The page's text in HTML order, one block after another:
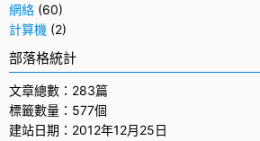
網絡 (60)
計算機 (2)
部落格統計
文章總數：283篇
標籤數量：577個
建站日期：2012年12月25日